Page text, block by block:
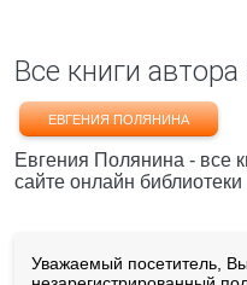
Все книги
ЕВГЕНИЯ ПОЛЯНИНА
Евгения Полянина - все
сайте онлайн
Уважаемый посетитель,